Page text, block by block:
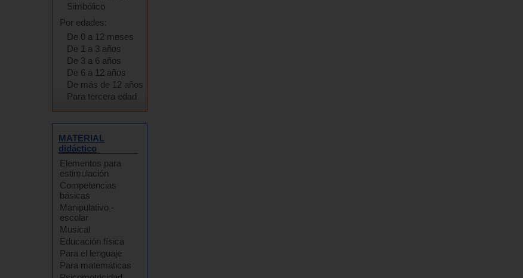
Simbólico
Por edades:
De 0 a 12 meses
De 1 a 3 años
De 3 a 6 años
De 6 a 12 años
De más de 12 años
Para tercera edad
MATERIAL
didáctico
Elementos para
estimulación
Competencias
básicas
Manipulativo -
escolar
Musical
Educación física
Para el lenguaje
Para matemáticas